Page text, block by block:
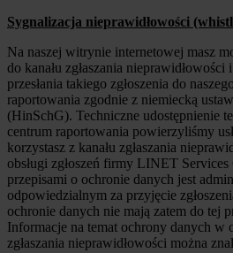
Sygnalizacja nieprawidłowości
Na naszej witrynie internetowej masz
do kanału zgłaszania
przesłania takiego zgłoszenia do
raportowania zgodnie z niemiecką
(HinSchG). Techniczne udostępnienie
centrum raportowania powierzyliśmy
korzystasz z kanału zgłaszania
obsługi zgłoszeń firmy LINET
przepisami o ochronie danych jest
odpowiedzialnym za przyjęcie
ochronie danych nie mają zatem do tej
Informacje na temat ochrony danych w
zgłaszania nieprawidłowości można